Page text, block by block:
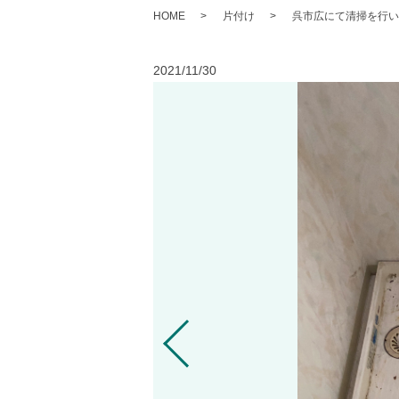
HOME 片付け 呉市広にて清掃を行
2021/11/30